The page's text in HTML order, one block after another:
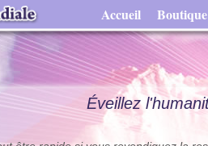
Accueil Boutique
Éveillez